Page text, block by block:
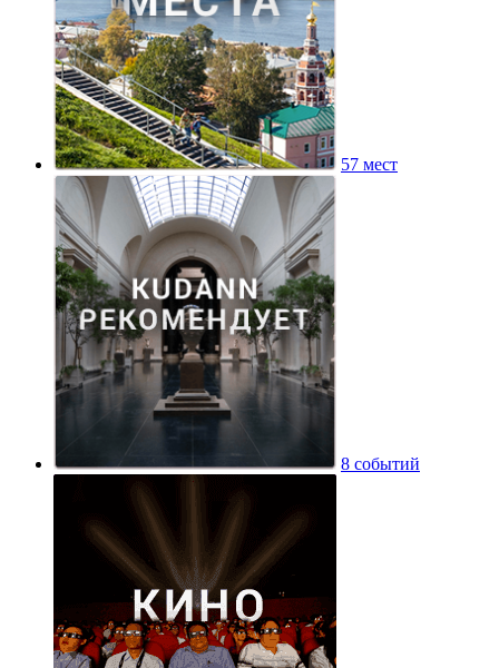
57 мест
8 событий